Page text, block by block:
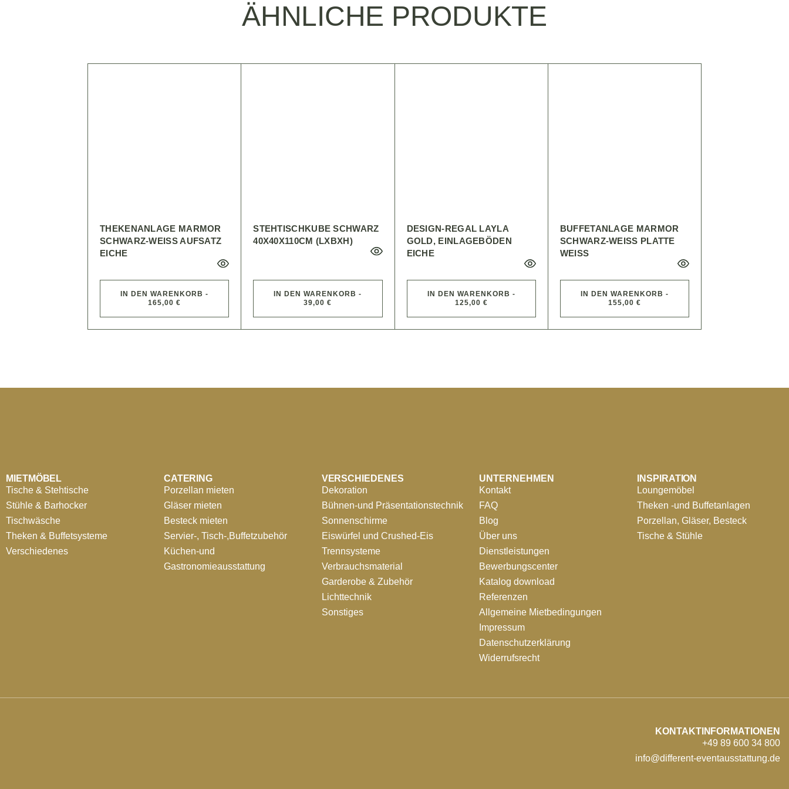
ÄHNLICHE PRODUKTE
THEKENANLAGE MARMOR
SCHWARZ-WEISS AUFSATZ E
ICHE
IN DEN WARENKORB -
165,00 €
STEHTISCHKUBE SCHWARZ
40X40X110CM (LXBXH)
IN DEN WARENKORB -
39,00 €
DESIGN-REGAL LAYLA
GOLD, EINLAGEBÖDEN
EICHE
IN DEN WARENKORB -
125,00 €
BUFFETANLAGE MARMOR
SCHWARZ-WEISS PLATTE W
EISS
IN DEN WARENKORB -
155,00 €
MIETMÖBEL
Tische & Stehtische
Stühle & Barhocker
Tischwäsche
Theken & Buffetsysteme
Verschiedenes
CATERING
Porzellan mieten
Gläser mieten
Besteck mieten
Servier-, Tisch-,Buffetzubehör
Küchen-und
Gastronomieausstattung
VERSCHIEDENES
Dekoration
Bühnen-und Präsentationstechnik
Sonnenschirme
Eiswürfel und Crushed-Eis
Trennsysteme
Verbrauchsmaterial
Garderobe & Zubehör
Lichttechnik
Sonstiges
UNTERNEHMEN
Kontakt
FAQ
Blog
Über uns
Dienstleistungen
Bewerbungscenter
Katalog download
Referenzen
Allgemeine Mietbedingungen
Impressum
Datenschutzerklärung
Widerrufsrecht
INSPIRATION
Loungemöbel
Theken -und Buffetanlagen
Porzellan, Gläser, Besteck
Tische & Stühle
KONTAKTINFORMATIONEN
+49 89 600 34 800
info@different-eventausstattung.de